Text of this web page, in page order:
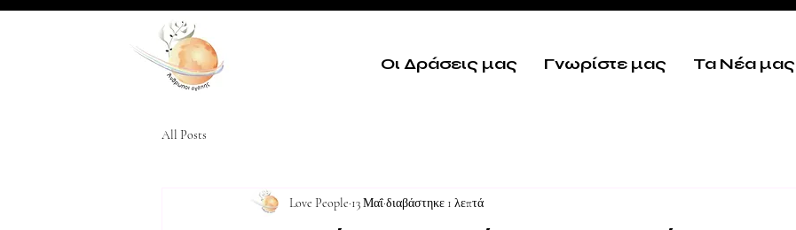
Οι Δράσεις μας Γνωρίστε μας Τα Νέα μας
All Posts
Love People 13 Μαΐδιαβάστηκε 1 λεπτά